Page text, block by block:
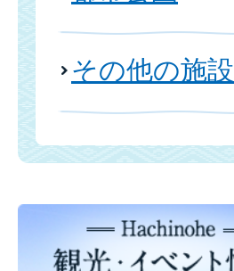
その他の施設